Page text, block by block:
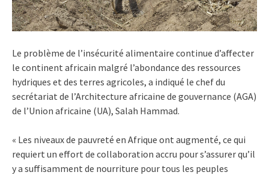
Le problème de l’insécurité alimentaire continue d’affecter
le continent africain malgré l’abondance des ressources
hydriques et des terres agricoles, a indiqué le chef du
secrétariat de l’Architecture africaine de gouvernance (AGA)
de l’Union africaine (UA), Salah Hammad.
« Les niveaux de pauvreté en Afrique ont augmenté, ce qui
requiert un effort de collaboration accru pour s’assurer qu’il
y a suffisamment de nourriture pour tous les peuples